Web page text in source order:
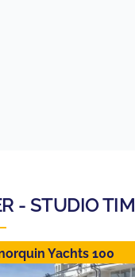
- STUDIO TIM
Yachts 100